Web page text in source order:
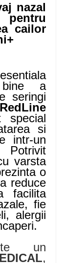
nazal
cailor
a
seringi
RedLine
si
intr-un
Potrivit
varsta
o
reduce
facilita
fie
alergii
un
,